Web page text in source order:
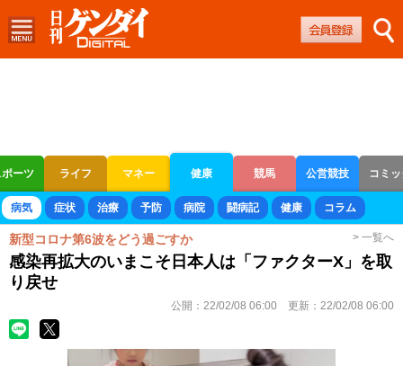
ーツ ライフ マネー 健康 競馬 公営競技 コミ
ボートレース 競輪 オートレース
病気 症状 治療 予防 病院 闘病記 健康 コラム
新型コロナ第6波をどう過ごすか > 一覧へ
感染再拡大のいまこそ日本人は「ファクターX」を取
り戻せ
公開： 22/02/08 06:00 更新： 22/02/08 06:00